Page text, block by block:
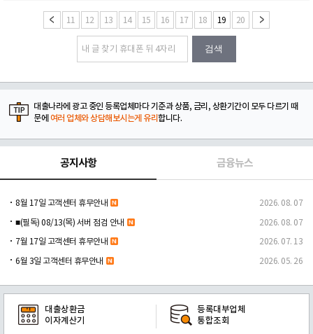
11 12 13 14 15 16 17 18 19 20
검색
대출나라에 광고 중인 등록업체마다 기준과 상품, 금리, 상환기간이 모두 다르기 때
문에 여러 업체와 상담해보시는게 유리합니다.
공지사항 금융뉴스
8월 17일 고객센터 휴무안내 2026. 08. 07
■(필독) 08/13(목) 서버 점검 안내 2026. 08. 07
7월 17일 고객센터 휴무안내 2026. 07. 13
6월 3일 고객센터 휴무안내 2026. 05. 26
대출상환금
이자계산기
등록대부업체
통합조회